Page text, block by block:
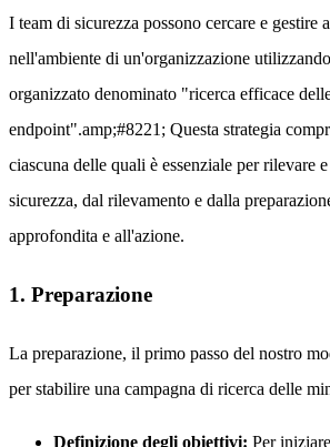
I team di sicurezza possono cercare e gestire
nell'ambiente di un'organizzazione
organizzato denominato "ricerca efficace
endpoint".amp;#8221; Questa strategia
ciascuna delle quali è essenziale per rilevare
sicurezza, dal rilevamento e dalla
approfondita e all'azione.
1. Preparazione
La preparazione, il primo passo del nostro
per stabilire una campagna di ricerca delle
Definizione degli obiettivi: Per